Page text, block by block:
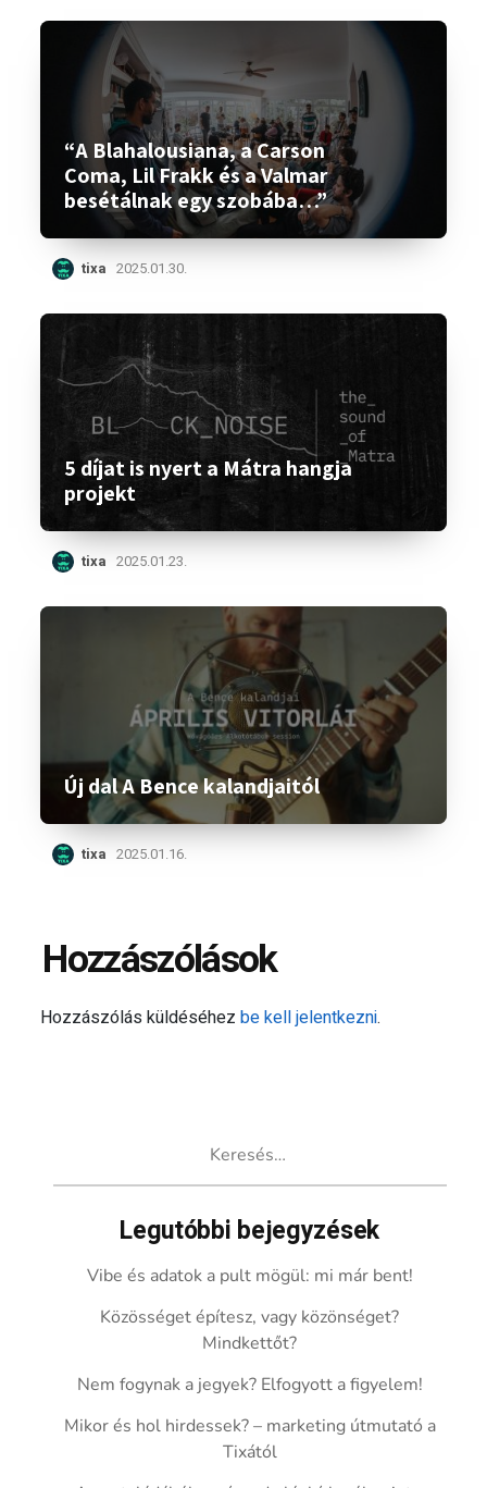
“A Blahalousiana, a Carson
Coma, Lil Frakk és a Valmar
besétálnak egy szobába…”
tixa 2025.01.30.
5 díjat is nyert a Mátra hangja
projekt
tixa 2025.01.23.
Új dal A Bence kalandjaitól
tixa 2025.01.16.
Hozzászólások
Hozzászólás küldéséhezbe kell jelentkezni.
Legutóbbi bejegyzések
Vibe és adatok a pult mögül: mi már bent!
Közösséget építesz, vagy közönséget?
Mindkettőt?
Nem fogynak a jegyek? Elfogyott a figyelem!
Mikor és hol hirdessek? – marketing útmutató a
Tixától